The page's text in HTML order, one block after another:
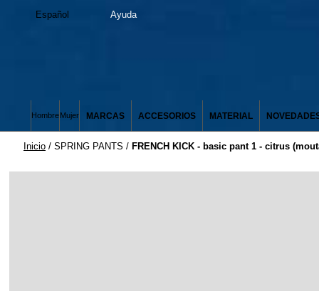
Español Ayuda
HombreMujer MARCAS ACCESORIOS MATERIAL
Inicio / SPRING PANTS / FRENCH KICK - basic pant 1 - citrus